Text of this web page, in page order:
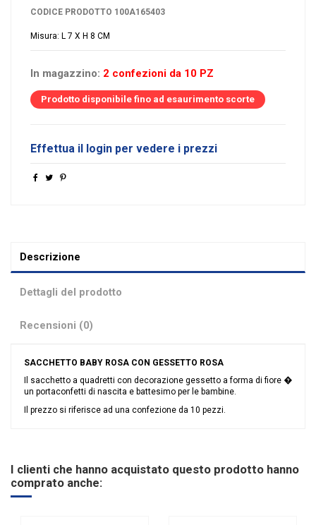
CODICE PRODOTTO 100A165403
Misura: L 7 X H 8 CM
In magazzino: 2 confezioni da 10 PZ
Prodotto disponibile fino ad esaurimento scorte
Effettua il login per vedere i prezzi
Descrizione
Dettagli del prodotto
Recensioni (0)
SACCHETTO BABY ROSA CON GESSETTO ROSA
Il sacchetto a quadretti con decorazione gessetto a forma di fiore �
un portaconfetti di nascita e battesimo per le bambine.
Il prezzo si riferisce ad una confezione da 10 pezzi.
Riordinabile No
I clienti che hanno acquistato questo prodotto hanno
comprato anche: